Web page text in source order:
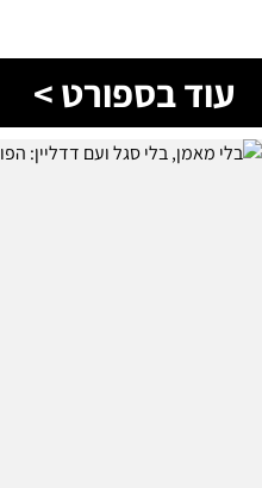
עוד בספורט >